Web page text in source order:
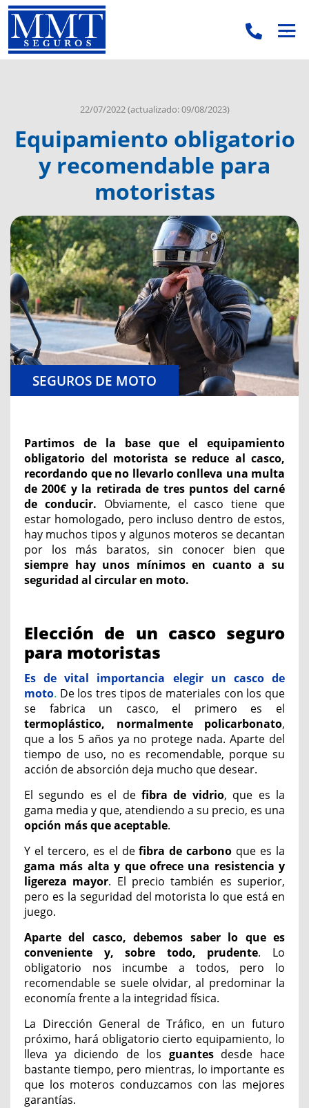
..
22/07/2022(actualizado: 09/08/2023)
Equipamiento obligatorio
y recomendable para
motoristas
SEGUROS DE MOTO
Partimos de la base que el equipamiento
obligatorio del motorista se reduce al casco,
recordando que no llevarlo conlleva una multa
de 200€ y la retirada de tres puntos del carné
de conducir. Obviamente, el casco tiene que
estar homologado, pero incluso dentro de estos,
hay muchos tipos y algunos moteros se decantan
por los más baratos, sin conocer bien que
siempre hay unos mínimos en cuanto a su
seguridad al circular en moto.
Elección de un casco seguro
para motoristas
Es de vital importancia elegir un casco de
moto. De los tres tipos de materiales con los que
se fabrica un casco, el primero es el
termoplástico, normalmente policarbonato,
que a los 5 años ya no protege nada. Aparte del
tiempo de uso, no es recomendable, porque su
acción de absorción deja mucho que desear.
El segundo es el de fibra de vidrio, que es la
gama media y que, atendiendo a su precio, es una
opción más que aceptable.
Y el tercero, es el defibra de carbono que es la
gama más alta y que ofrece una resistencia y
ligereza mayor. El precio también es superior,
pero es la seguridad del motorista lo que está en
juego.
Aparte del casco, debemos saber lo que es
conveniente y, sobre todo, prudente. Lo
obligatorio nos incumbe a todos, pero lo
recomendable se suele olvidar, al predominar la
economía frente a la integridad física.
La Dirección General de Tráfico, en un futuro
próximo, hará obligatorio cierto equipamiento, lo
lleva ya diciendo de los guantesdesde hace
bastante tiempo, pero mientras, lo importante es
que los moteros conduzcamos con las mejores
garantías.